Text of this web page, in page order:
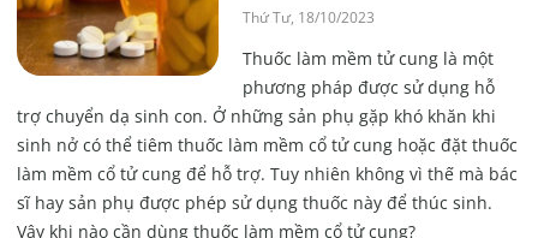
Thứ Tư, 18/10/2023
Thuốc làm mềm tử cung là một
phương pháp được sử dụng hỗ
trợ chuyển dạ sinh con. Ở những sản phụ gặp khó khăn khi
sinh nở có thể tiêm thuốc làm mềm cổ tử cung hoặc đặt thuốc
làm mềm cổ tử cung để hỗ trợ. Tuy nhiên không vì thế mà bác
sĩ hay sản phụ được phép sử dụng thuốc này để thúc sinh.
Vậy khi nào cần dùng thuốc làm mềm cổ tử cung?